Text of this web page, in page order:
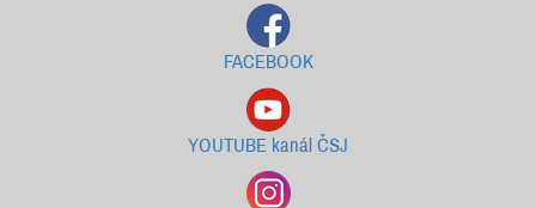
FACEBOOK
YOUTUBE kanál ČSJ